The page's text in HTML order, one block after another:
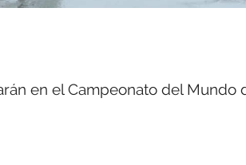
en el Campeonato del Mundo